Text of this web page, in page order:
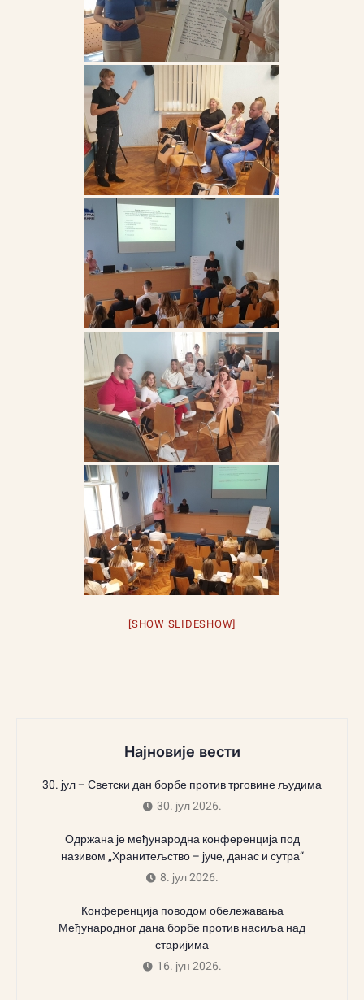
[SHOW SLIDESHOW]
Најновије вести
30. јул – Светски дан борбе против трговине људима
30. јул 2026.
Одржана је међународна конференција под
називом „Хранитељство – јуче, данас и сутра“
8. јул 2026.
Конференција поводом обележавања
Међународног дана борбе против насиља над
старијима
16. јун 2026.